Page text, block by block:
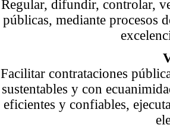
Regular, difundir, controlar,
públicas, mediante procesos
Facilitar contrataciones
sustentables y con
eficientes y confiables,